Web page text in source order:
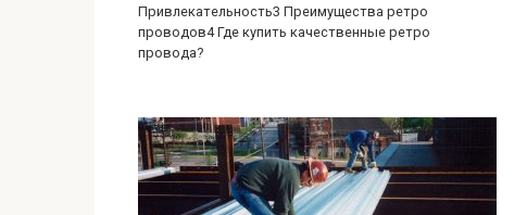
Привлекательность3 Преимущества ретро
проводов4 Где купить качественные ретро
провода?